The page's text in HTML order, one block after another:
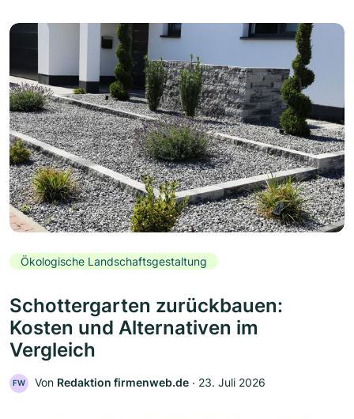
Ökologische Landschaftsgestaltung
Schottergarten zurückbauen:
Kosten und Alternativen im
Vergleich
FW Von Redaktion firmenweb.de ‧ 23. Juli 2026